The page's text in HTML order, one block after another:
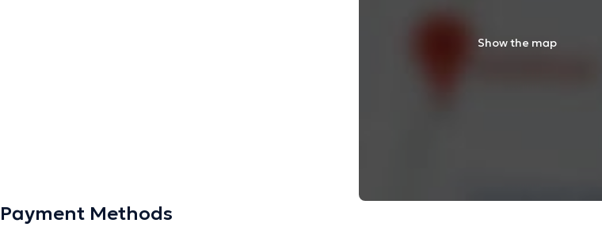
Show the map
Payment Methods